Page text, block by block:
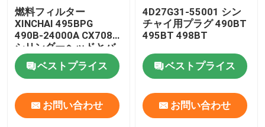
品質管理
連絡 ください
引金 を 求め て ください
燃料フィルター
XINCHAI 495BPG
490B-24000A CX7085
シリンダーヘッドとバ
ルブシステム
ベストプライス
お問い合わせ
4D27G31-55001 シン
チャイ用プラグ 490BT
495BT 498BT
ベストプライス
お問い合わせ